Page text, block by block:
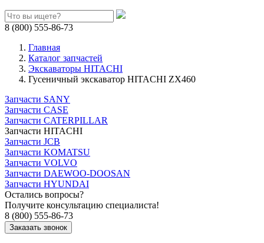
8 (800) 555-86-73
Главная
Каталог запчастей
Экскаваторы HITACHI
Гусеничный экскаватор HITACHI ZX460
Запчасти SANY
Запчасти CASE
Запчасти CATERPILLAR
Запчасти HITACHI
Запчасти JCB
Запчасти KOMATSU
Запчасти VOLVO
Запчасти DAEWOO-DOOSAN
Запчасти HYUNDAI
Остались вопросы?
Получите консультацию специалиста!
8 (800) 555-86-73